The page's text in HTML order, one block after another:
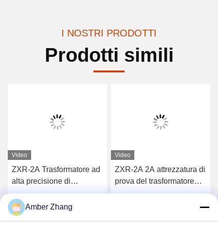
I NOSTRI PRODOTTI
Prodotti simili
Video
ZXR-2A Trasformatore ad
alta precisione di
resistenza a corrente
continua Set di prova 1mΩ
- 2kΩ Intervallo di misura
Ottieni il miglior prezzo
Video
ZXR-2A 2A attrezzatura di
prova del trasformatore
CA/CC Tester di
Amber Zhang